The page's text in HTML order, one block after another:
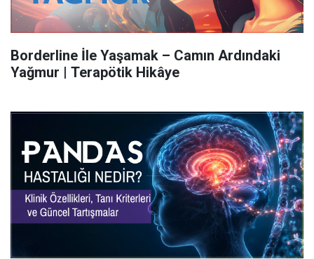
Borderline İle Yaşamak – Camın Ardındaki
Yağmur | Terapötik Hikâye